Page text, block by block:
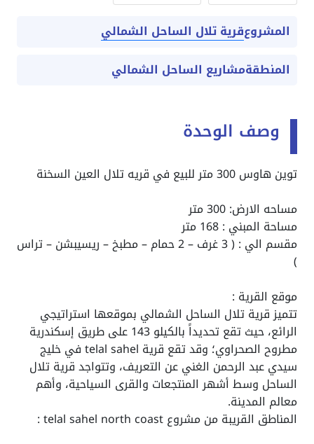
المشروعقرية تلال الساحل الشمالي
المنطقةمشاريع الساحل الشمالي
وصف الوحدة
توين هاوس 300 متر للبيع في قريه تلال العين السخنة
مساحه الارض: 300 متر
مساحة المبني : 168 متر
مقسم الي : ( 3 غرف – 2 حمام – مطبخ – ريسيبشن – تراس
)
موقع القرية :
تتميز قرية تلال الساحل الشمالي بموقعها استراتيجي
الرائع، حيث تقع تحديداً بالكيلو 143 على طريق إسكندرية
مطروح الصحراوي؛ وقد تقع قرية telal sahel في خليج
سيدي عبد الرحمن الغني عن التعريف، وتتواجد قرية تلال
الساحل وسط أشهر المنتجعات والقرى السياحية، وأهم
معالم المدينة.
المناطق القريبة من مشروع telal sahel north coast :